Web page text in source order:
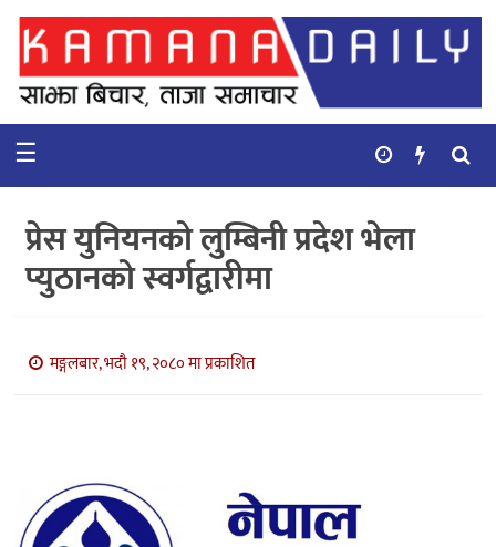
गृहपृष्ठ
समाचार
कुटनिती
कुराकानी
बाणिज्य
☰
प्रेस युनियनको लुम्बिनी प्रदेश भेला
प्युठानको स्वर्गद्वारीमा
मङ्गलबार, भदौ १९, २०८० मा प्रकाशित